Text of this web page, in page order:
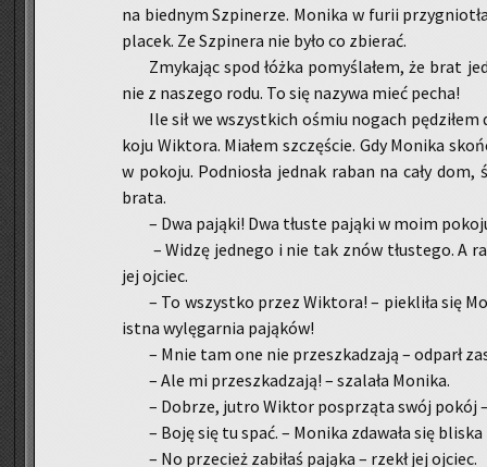
na bied­nym Szpi­ne­rze. Mo­ni­ka w furii
pla­cek. Ze Szpi­ne­ra nie było co zbie­rać.
Zmy­ka­jąc spod łóżka po­my­śla­łem, że brat
nie z na­sze­go rodu. To się na­zy­wa mieć pecha!
Ile sił we wszyst­kich ośmiu no­gach
ko­ju Wik­to­ra. Mia­łem szczę­ście. Gdy Mo­ni­ka
w po­ko­ju. Pod­nio­sła jed­nak raban na cały
brata.
– Dwa pa­ją­ki! Dwa tłu­ste pa­ją­ki w moim
– Widzę jed­ne­go i nie tak znów tłu­ste­go. A
jej oj­ciec.
– To wszyst­ko przez Wik­to­ra! – pie­kli­ła się
istna wy­lę­gar­nia pa­ją­ków!
– Mnie tam one nie prze­szka­dza­ją – od­parł
– Ale mi prze­szka­dza­ją! – sza­la­ła Mo­ni­ka.
– Do­brze, jutro Wik­tor po­sprzą­ta swój pokój
– Boję się tu spać. – Mo­ni­ka zda­wa­ła się bli­ska
– No prze­cież za­bi­łaś pa­ją­ka – rzekł jej oj­ciec.